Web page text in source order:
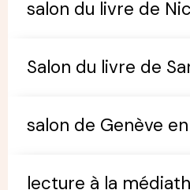
salon du livre de
Salon du livre de
salon de Genève
lecture à la